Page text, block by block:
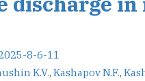
8-6-11
K.V., Kashapov N.F.,